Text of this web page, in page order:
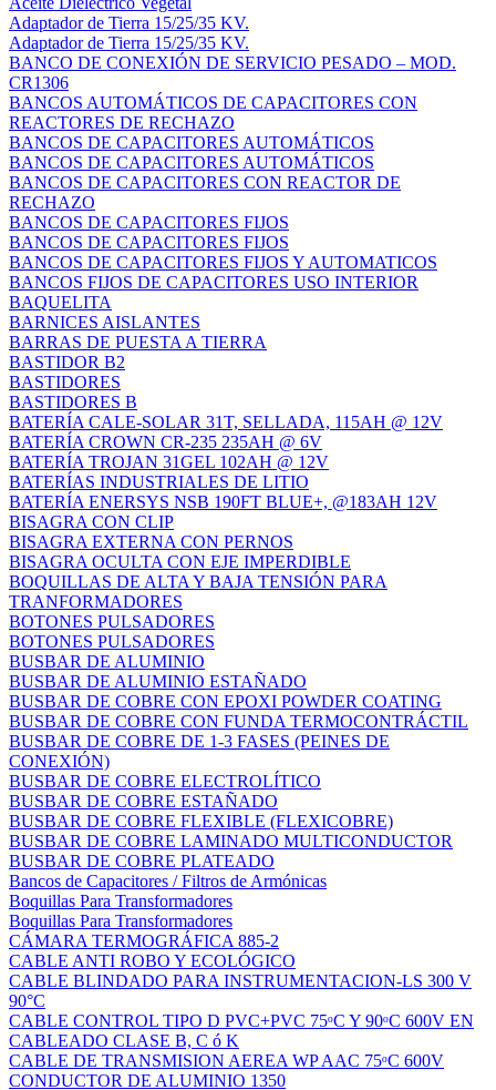
Adaptador de Tierra 15/25/35 KV.
Adaptador de Tierra 15/25/35 KV.
BANCO DE CONEXIÓN DE SERVICIO PESADO – MOD.
CR1306
BANCOS AUTOMÁTICOS DE CAPACITORES CON
REACTORES DE RECHAZO
BANCOS DE CAPACITORES AUTOMÁTICOS
BANCOS DE CAPACITORES AUTOMÁTICOS
BANCOS DE CAPACITORES CON REACTOR DE
RECHAZO
BANCOS DE CAPACITORES FIJOS
BANCOS DE CAPACITORES FIJOS
BANCOS DE CAPACITORES FIJOS Y AUTOMATICOS
BANCOS FIJOS DE CAPACITORES USO INTERIOR
BAQUELITA
BARNICES AISLANTES
BARRAS DE PUESTA A TIERRA
BASTIDOR B2
BASTIDORES
BASTIDORES B
BATERÍA CALE-SOLAR 31T, SELLADA, 115AH @ 12V
BATERÍA CROWN CR-235 235AH @ 6V
BATERÍA TROJAN 31GEL 102AH @ 12V
BATERÍAS INDUSTRIALES DE LITIO
BATERÍA ENERSYS NSB 190FT BLUE+, @183AH 12V
BISAGRA CON CLIP
BISAGRA EXTERNA CON PERNOS
BISAGRA OCULTA CON EJE IMPERDIBLE
BOQUILLAS DE ALTA Y BAJA TENSIÓN PARA
TRANFORMADORES
BOTONES PULSADORES
BOTONES PULSADORES
BUSBAR DE ALUMINIO
BUSBAR DE ALUMINIO ESTAÑADO
BUSBAR DE COBRE CON EPOXI POWDER COATING
BUSBAR DE COBRE CON FUNDA TERMOCONTRÁCTIL
BUSBAR DE COBRE DE 1‐3 FASES (PEINES DE
CONEXIÓN)
BUSBAR DE COBRE ELECTROLÍTICO
BUSBAR DE COBRE ESTAÑADO
BUSBAR DE COBRE FLEXIBLE (FLEXICOBRE)
BUSBAR DE COBRE LAMINADO MULTICONDUCTOR
BUSBAR DE COBRE PLATEADO
Bancos de Capacitores / Filtros de Armónicas
Boquillas Para Transformadores
Boquillas Para Transformadores
CÁMARA TERMOGRÁFICA 885-2
CABLE ANTI ROBO Y ECOLÓGICO
CABLE BLINDADO PARA INSTRUMENTACION-LS 300 V
90°C
CABLE CONTROL TIPO D PVC+PVC 75ᵒC Y 90ᵒC 600V EN
CABLEADO CLASE B, C ó K
CABLE DE TRANSMISION AEREA WP AAC 75ᵒC 600V
CONDUCTOR DE ALUMINIO 1350